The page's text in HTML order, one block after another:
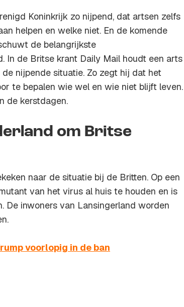
Koninkrijk zo nijpend, dat artsen zelfs
helpen en welke niet. En de komende
de belangrijkste
In de Britse krant Daily Mail houdt een arts
de nijpende situatie. Zo zegt hij dat het
te bepalen wie wel en wie niet blijft leven.
de kerstdagen.
om Britse
naar de situatie bij de Britten. Op een
van het virus al huis te houden en is
De inwoners van Lansingerland worden
voorlopig in de ban